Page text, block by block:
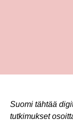
Suomi tähtää
tutkimukset